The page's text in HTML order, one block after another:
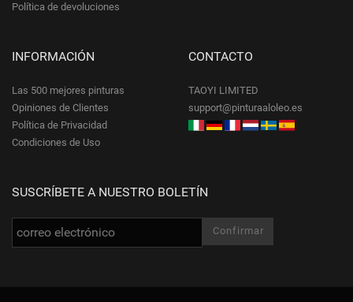
Política de devoluciones
INFORMACIÓN
Las 500 mejores pinturas
Opiniones de Clientes
Política de Privacidad
Condiciones de Uso
CONTACTO
TAOYI LIMITED
support@pinturaaloleo.es
SUSCRÍBETE A NUESTRO BOLETÍN